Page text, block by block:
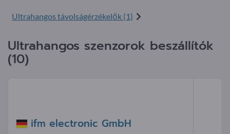
Ultrahangos távolságérzékelők (1)
Ultrahangos szenzorok beszállítók
(10)
ifm electronic GmbH